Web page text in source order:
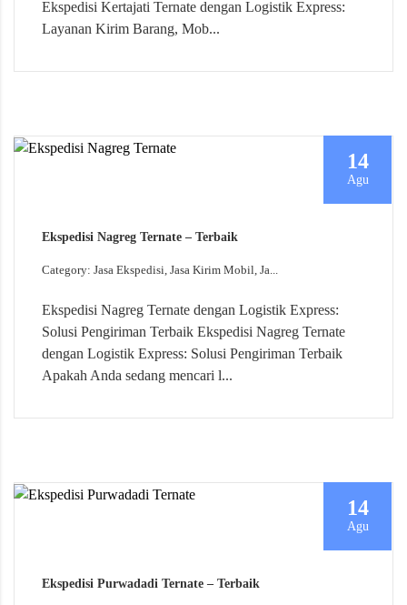
Ekspedisi Kertajati Ternate dengan Logistik Express:
Layanan Kirim Barang, Mob...
14
Agu
Ekspedisi Nagreg Ternate – Terbaik
Category: Jasa Ekspedisi, Jasa Kirim Mobil, Ja...
Ekspedisi Nagreg Ternate dengan Logistik Express:
Solusi Pengiriman Terbaik Ekspedisi Nagreg Ternate
dengan Logistik Express: Solusi Pengiriman Terbaik
Apakah Anda sedang mencari l...
14
Agu
Ekspedisi Purwadadi Ternate – Terbaik